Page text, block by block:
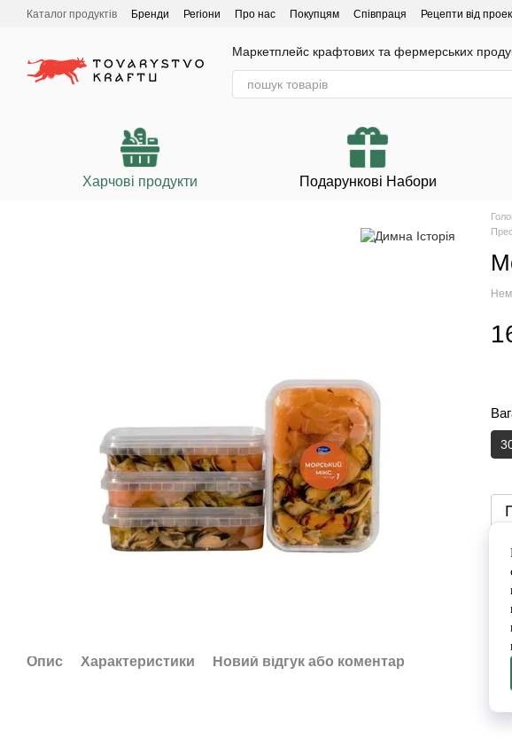
Перейти до основного контенту
Каталог продуктів Бренди Регіони Про нас Покупцям Співпраця Рецепти від
Маркетплейс крафтових та фермерських
Харчові продукти Подарункові Набори
Опис Характеристики Новий відгук або коментар